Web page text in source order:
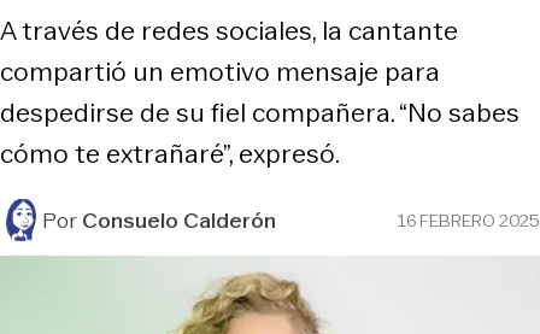
A través de redes sociales, la cantante
compartió un emotivo mensaje para
despedirse de su fiel compañera. “No sabes
cómo te extrañaré”, expresó.
PorConsuelo Calderón 16 FEBRERO 2025